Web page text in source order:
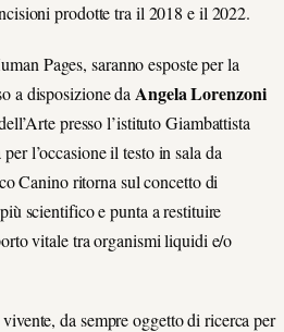
prodotte tra il 2018 e il 2022.
Pages, saranno esposte per la
a disposizione da Angela Lorenzoni
presso l’istituto Giambattista
l’occasione il testo in sala da
Canino ritorna sul concetto di
scientifico e punta a restituire
vitale tra organismi liquidi e/o
da sempre oggetto di ricerca per